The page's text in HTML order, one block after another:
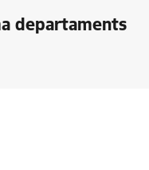
departaments